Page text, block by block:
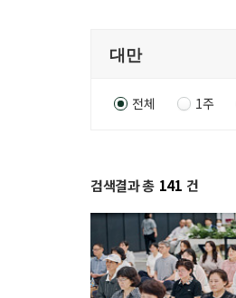
전체 1주
검색결과 총 141 건